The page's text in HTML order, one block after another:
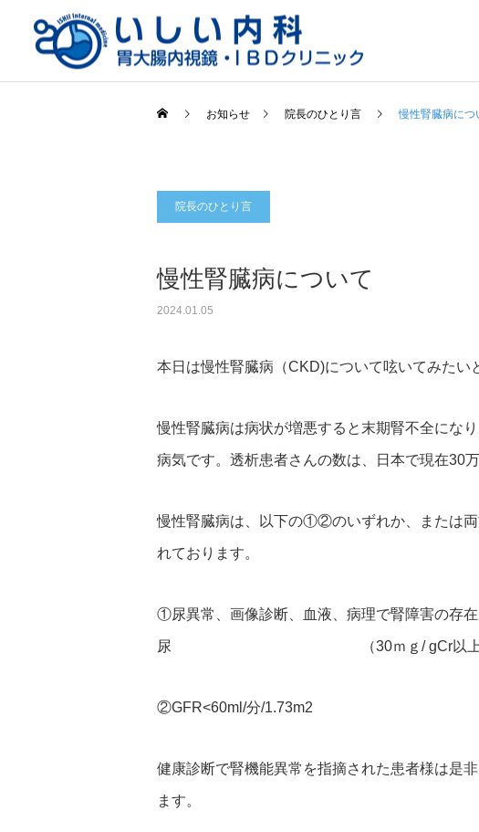
お知らせ 院長のひとり言 慢性腎臓病につ
院長のひとり言
慢性腎臓病について
2024.01.05
本日は慢性腎臓病（CKD)について呟いてみたい
慢性腎臓病は病状が増悪すると末期腎不全にな
病気です。透析患者さんの数は、日本で現在30
慢性腎臓病は、以下の①②のいずれか、または
れております。
①尿異常、画像診断、血液、病理で腎障害の存
尿 （30ｍｇ/ gCr以上のアル
②GFR<60ml/分/1.73m2
健康診断で腎機能異常を指摘された患者様は是
ます。